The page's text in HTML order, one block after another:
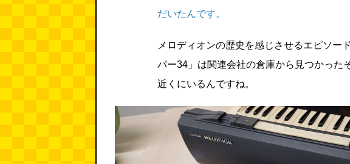
だいたんです。
メロディオンの歴史を感じさせるエピソー
パー34」は関連会社の倉庫から見つかった
近くにいるんですね。